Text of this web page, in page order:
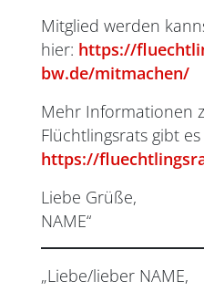
Mitglied werden
hier: https://
bw.de/mitmachen/
Mehr Informationen
Flüchtlingsrats gibt
https://
Liebe Grüße,
NAME“
„Liebe/lieber NAME,